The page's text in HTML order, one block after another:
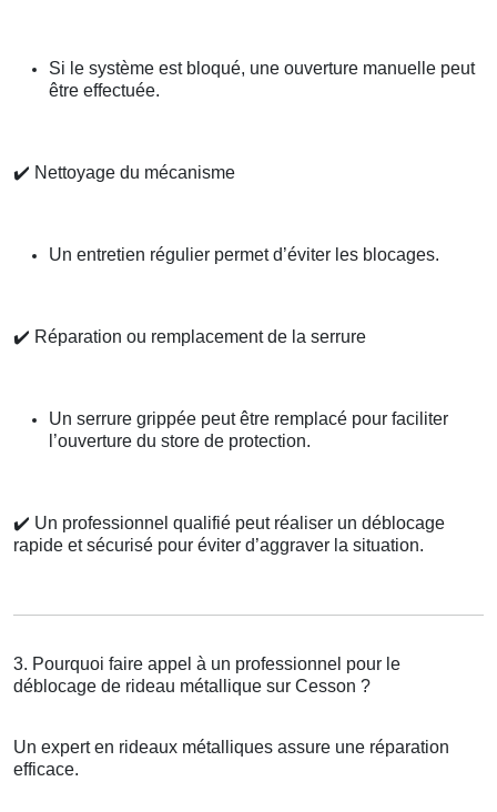
Si le système est bloqué, une ouverture manuelle peut
être effectuée.
✔️ Nettoyage du mécanisme
Un entretien régulier permet d’éviter les blocages.
✔️ Réparation ou remplacement de la serrure
Un serrure grippée peut être remplacé pour faciliter
l’ouverture du store de protection.
✔️ Un professionnel qualifié peut réaliser un déblocage
rapide et sécurisé pour éviter d’aggraver la situation.
3. Pourquoi faire appel à un professionnel pour le
déblocage de rideau métallique sur Cesson ?
Un expert en rideaux métalliques assure une réparation
efficace.